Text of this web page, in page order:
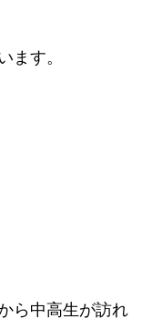
ます。
ら中高生が訪れ